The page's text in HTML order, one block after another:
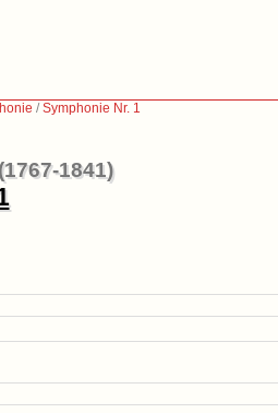
/Symphonie Nr. 1
1841)